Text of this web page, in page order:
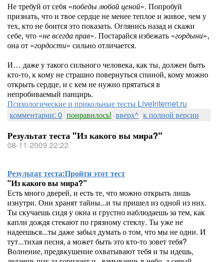
Не требуй от себя «победы любой ценой». Попробуй
признать, что и твое сердце не менее теплое и живое, чем у
тех, кто не боится это показать. Оглянись назад и скажи
себе, что «не всегда прав». Постарайся избежать «гордыни»,
она от «гордости» сильно отличается.
И… даже у такого сильного человека, как ты, должен быть
кто-то, к кому не страшно повернуться спиной, кому можно
открыть сердце, и с кем не нужно прятаться в
непробиваемый панцирь.
Психологические и прикольные тесты LiveInternet.ru
комментарии: 0 понравилось! вверх^ к полной версии
Результат теста "Из какого вы мира?"
08-11-2009 22:22
Результат теста:Пройти этот тест
"Из какого вы мира?"
Есть много дверей, и есть те, что можно открыть лишь
изнутри. Они хранят тайны...и ты пришел из одной из них.
Ты скучаешь сидя у окна и грустно наблюдаешь за тем, как
капли дождя стекают по грязному стеклу. Ты уже не
надеешься...ты даже забыл думать о том, что мы не одни. И
тут...тихая песня, а может быть это кто-то зовет тебя?
Волнение, предвкушение охватывают тебя и ты идешь,